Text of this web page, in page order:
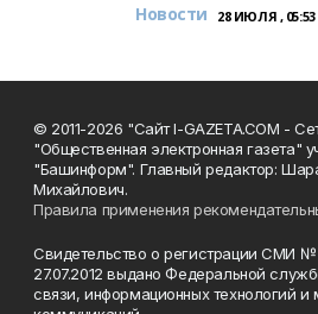
Новости 28 ИЮЛЯ , 05:53
© 2011-2026 "Сайт I-GAZETA.COM -
"Общественная электронная газета"
"Башинформ". Главный редактор:
Михайлович.
Правила применения
Свидетельство о регистрации СМИ
27.07.2012 выдано Федеральной
связи, информационных технологий и